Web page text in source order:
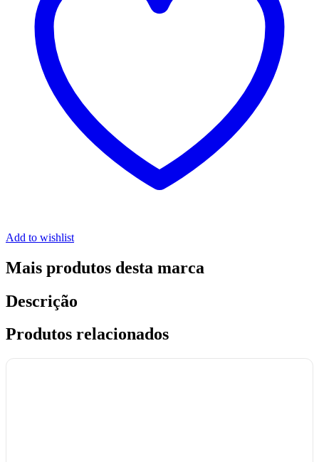
Add to wishlist
Mais produtos desta marca
Descrição
Produtos relacionados